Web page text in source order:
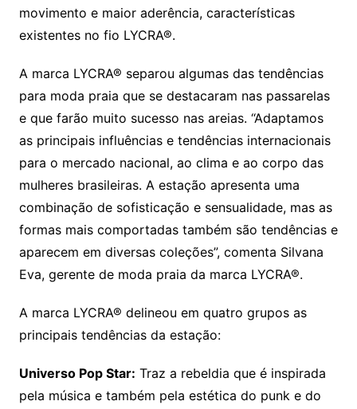
movimento e maior aderência, características
existentes no fio LYCRA®.
A marca LYCRA® separou algumas das tendências
para moda praia que se destacaram nas passarelas
e que farão muito sucesso nas areias. “Adaptamos
as principais influências e tendências internacionais
para o mercado nacional, ao clima e ao corpo das
mulheres brasileiras. A estação apresenta uma
combinação de sofisticação e sensualidade, mas as
formas mais comportadas também são tendências e
aparecem em diversas coleções”, comenta Silvana
Eva, gerente de moda praia da marca LYCRA®.
A marca LYCRA® delineou em quatro grupos as
principais tendências da estação:
Universo Pop Star: Traz a rebeldia que é inspirada
pela música e também pela estética do punk e do